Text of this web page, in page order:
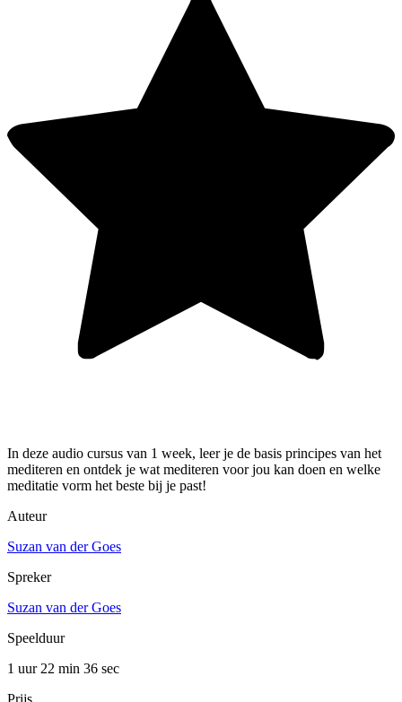
In deze audio cursus van 1 week, leer je de basis principes van het
mediteren en ontdek je wat mediteren voor jou kan doen en welke
meditatie vorm het beste bij je past!
Auteur
Suzan van der Goes
Spreker
Suzan van der Goes
Speelduur
1 uur 22 min 36 sec
Prijs